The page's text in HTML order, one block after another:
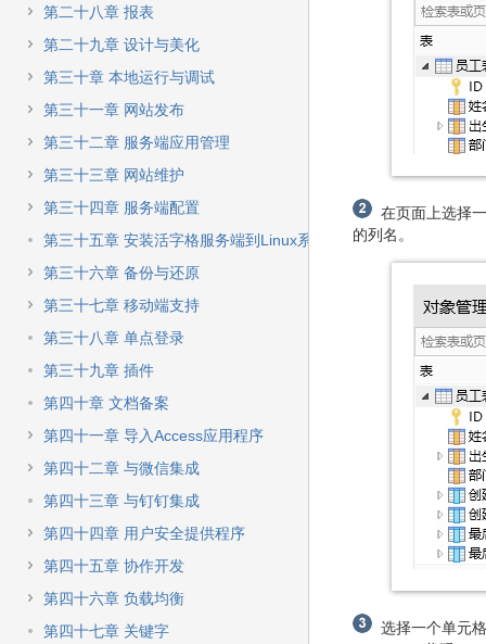
第二十八章 报表
第二十九章 设计与美化
第三十章 本地运行与调试
第三十一章 网站发布
第三十二章 服务端应用管理
第三十三章 网站维护
第三十四章 服务端配置
第三十五章 安装活字格服务端到Linux系统
第三十六章 备份与还原
第三十七章 移动端支持
第三十八章 单点登录
第三十九章 插件
第四十章 文档备案
第四十一章 导入Access应用程序
第四十二章 与微信集成
第四十三章 与钉钉集成
第四十四章 用户安全提供程序
第四十五章 协作开发
第四十六章 负载均衡
第四十七章 关键字
在页面上选择
的列名。
选择一个单元